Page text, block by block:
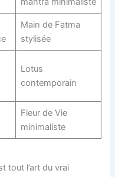
Main de Fatma
stylisée
Lotus
contemporain
Fleur de Vie
minimaliste
tout l’art du vrai